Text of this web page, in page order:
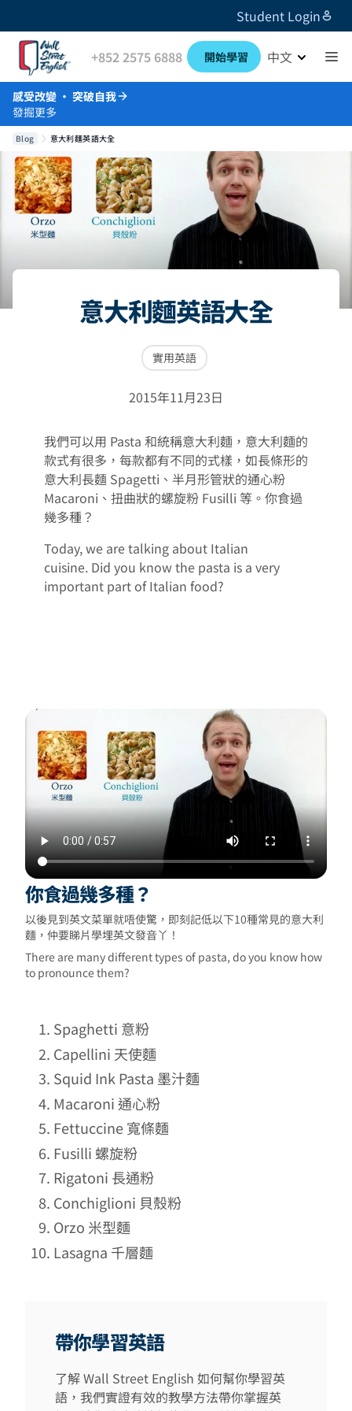
Student Login
+852 2575 6888 開始學習 中文
感受改變 · 突破自我
發掘更多
Blog 意大利麵英語大全
意大利麵英語大全
實用英語
2015年11月23日
我們可以用 Pasta 和統稱意大利麵，意大利麵的
款式有很多，每款都有不同的式樣，如長條形的
意大利長麵 Spagetti、半月形管狀的通心粉
Macaroni、扭曲狀的螺旋粉 Fusilli 等。你食過
幾多種？
Today, we are talking about Italian
cuisine. Did you know the pasta is a very
important part of Italian food?
你食過幾多種？
以後見到英文菜單就唔使驚，即刻記低以下10種常見的意大利
麵，仲要睇片學埋英文發音丫！
There are many different types of pasta, do you know how
to pronounce them?
Spaghetti 意粉
Capellini 天使麵
Squid Ink Pasta 墨汁麵
Macaroni 通心粉
Fettuccine 寬條麵
Fusilli 螺旋粉
Rigatoni 長通粉
Conchiglioni 貝殼粉
Orzo 米型麵
Lasagna 千層麵
帶你學習英語
了解 Wall Street English 如何幫你學習英
語，我們實證有效的教學方法帶你掌握英